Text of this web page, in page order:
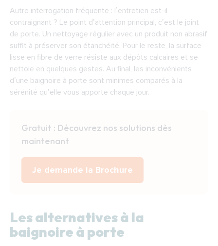
Autre interrogation fréquente : l’entretien est-il
contraignant ? Le point d’attention principal, c’est le joint
de porte. Un nettoyage régulier avec un produit non abrasif
suffit à préserver son étanchéité. Pour le reste, la surface
lisse en fibre de verre résiste aux dépôts calcaires et se
nettoie en quelques gestes. Au final, les inconvénients
d’une baignoire à porte sont minimes comparés à la
sérénité qu’elle vous apporte chaque jour.
Gratuit : Découvrez nos solutions dès
maintenant
Je demande la Brochure
Les alternatives à la
baignoire à porte